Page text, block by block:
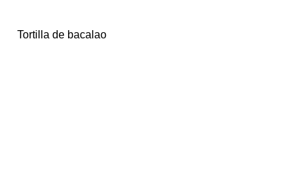
Tortilla de bacalao